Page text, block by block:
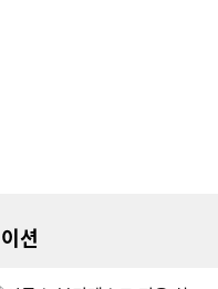
션